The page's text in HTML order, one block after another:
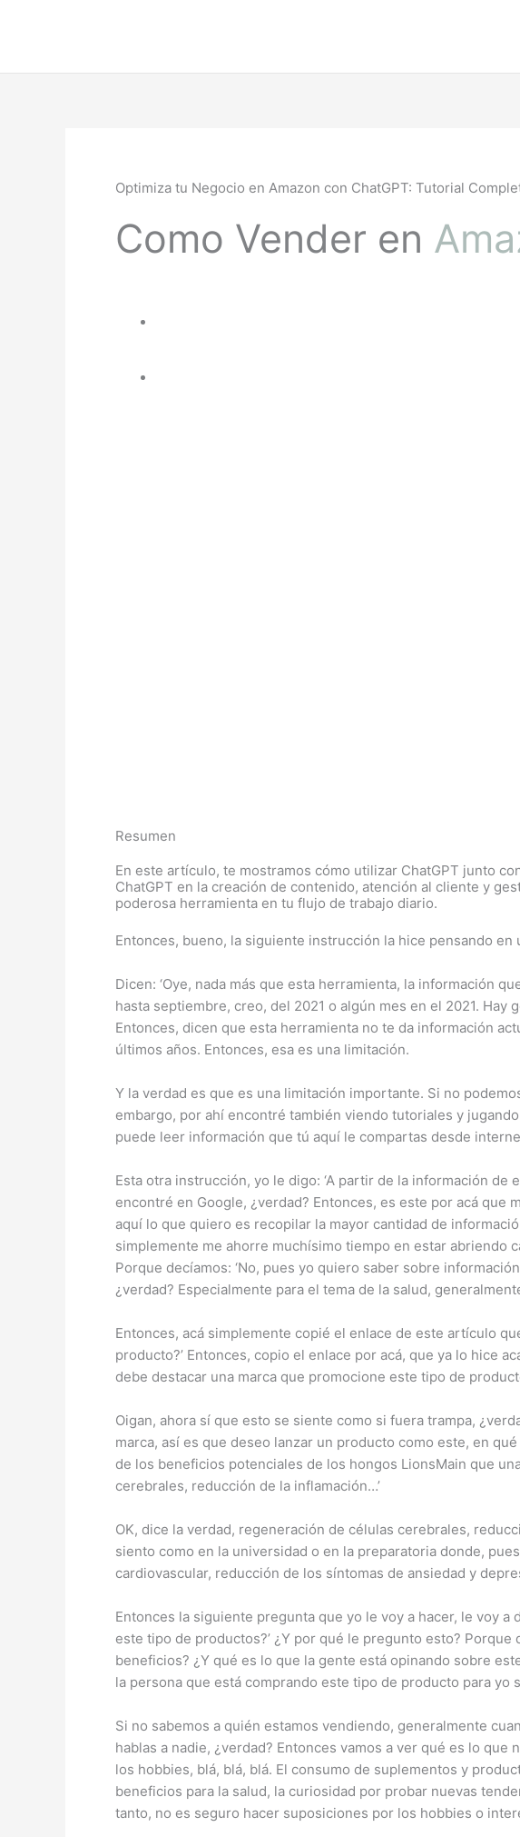
Optimiza tu Negocio en Amazon con ChatGPT: Tutorial
Como Vender en
Resumen
En este artículo, te mostramos cómo utilizar ChatGPT junto
ChatGPT en la creación de contenido, atención al cliente y
poderosa herramienta en tu flujo de trabajo diario.
Entonces, bueno, la siguiente instrucción la hice pensando
Dicen: ‘Oye, nada más que esta herramienta, la información
hasta septiembre, creo, del 2021 o algún mes en el 2021.
Entonces, dicen que esta herramienta no te da información
últimos años. Entonces, esa es una limitación.
Y la verdad es que es una limitación importante. Si no
embargo, por ahí encontré también viendo tutoriales y
puede leer información que tú aquí le compartas desde
Esta otra instrucción, yo le digo: ‘A partir de la información
encontré en Google, ¿verdad? Entonces, es este por acá
aquí lo que quiero es recopilar la mayor cantidad de
simplemente me ahorre muchísimo tiempo en estar abriendo
Porque decíamos: ‘No, pues yo quiero saber sobre
¿verdad? Especialmente para el tema de la salud,
Entonces, acá simplemente copié el enlace de este artículo
producto?’ Entonces, copio el enlace por acá, que ya lo hice
debe destacar una marca que promocione este tipo de
Oigan, ahora sí que esto se siente como si fuera trampa,
marca, así es que deseo lanzar un producto como este, en
de los beneficios potenciales de los hongos LionsMain que
cerebrales, reducción de la inflamación…’
OK, dice la verdad, regeneración de células cerebrales,
siento como en la universidad o en la preparatoria donde,
cardiovascular, reducción de los síntomas de ansiedad y
Entonces la siguiente pregunta que yo le voy a hacer, le voy
este tipo de productos?’ ¿Y por qué le pregunto esto?
beneficios? ¿Y qué es lo que la gente está opinando sobre
la persona que está comprando este tipo de producto para yo
Si no sabemos a quién estamos vendiendo, generalmente
hablas a nadie, ¿verdad? Entonces vamos a ver qué es lo
los hobbies, blá, blá, blá. El consumo de suplementos y
beneficios para la salud, la curiosidad por probar nuevas
tanto, no es seguro hacer suposiciones por los hobbies o